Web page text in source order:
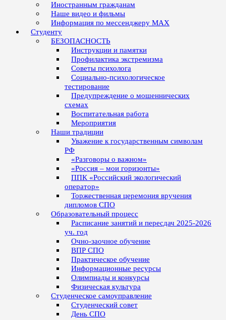
Иностранным гражданам
Наше видео и фильмы
Информация по мессенджеру MAX
Студенту
БЕЗОПАСНОСТЬ
Инструкции и памятки
Профилактика экстремизма
Советы психолога
Социально-психологическое
тестирование
Предупреждение о мошеннических
схемах
Воспитательная работа
Мероприятия
Наши традиции
Уважение к государственным символам
РФ
«Разговоры о важном»
«Россия – мои горизонты»
ППК «Российский экологический
оператор»
Торжественная церемония вручения
дипломов СПО
Образовательный процесс
Расписание занятий и пересдач 2025-2026
уч. год
Очно-заочное обучение
ВПР СПО
Практическое обучение
Информационные ресурсы
Олимпиады и конкурсы
Физическая культура
Студенческое самоуправление
Студенческий совет
День СПО